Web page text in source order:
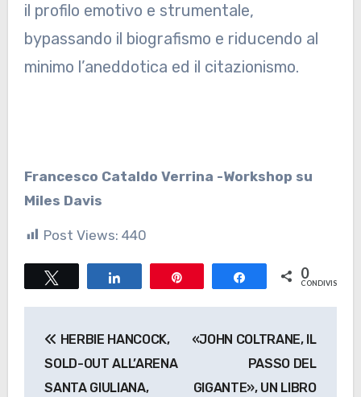
il profilo emotivo e strumentale,
bypassando il biografismo e riducendo al
minimo l’aneddotica ed il citazionismo.
Francesco Cataldo Verrina -Workshop su
Miles Davis
Post Views: 440
Share 0
CONDIVISIONI
articoli
HERBIE HANCOCK,
SOLD-OUT ALL’ARENA
SANTA GIULIANA,
«JOHN COLTRANE, IL
PASSO DEL
GIGANTE», UN LIBRO